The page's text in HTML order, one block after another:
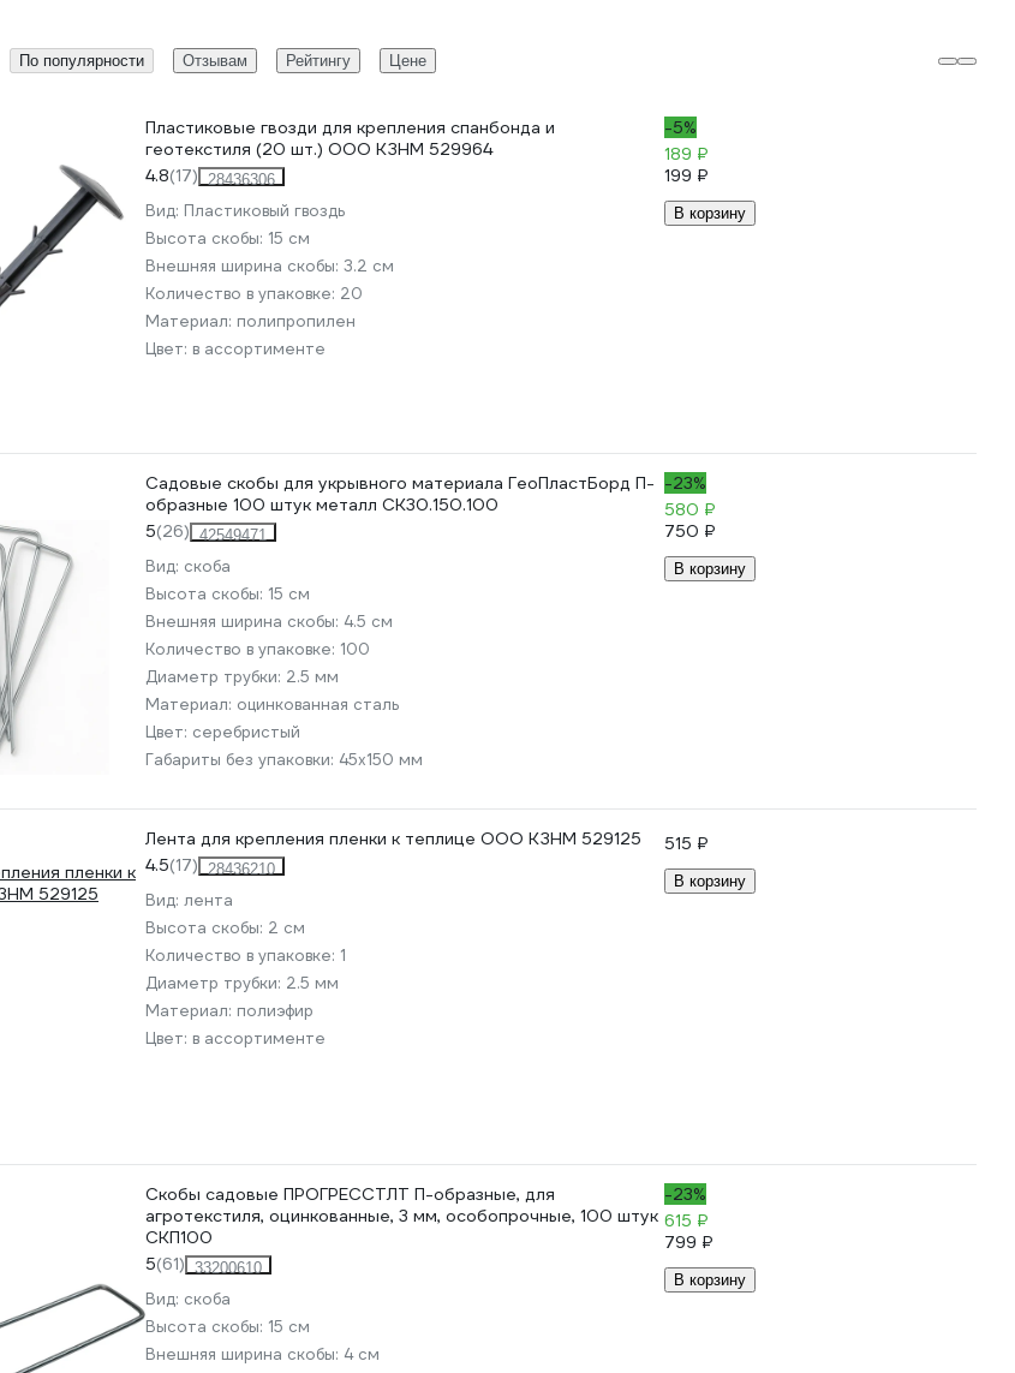
По популярности Отзывам Рейтингу Цене
Пластиковые гвозди для крепления спанбонда и
геотекстиля (20 шт.) ООО КЗНМ 529964
4.8(17) 28436306
Вид: Пластиковый гвоздь
Высота скобы: 15 см
Внешняя ширина скобы: 3.2 см
Количество в упаковке: 20
Материал: полипропилен
Цвет: в ассортименте
-5%
189 ₽
199 ₽
В корзину
Садовые скобы для укрывного материала ГеоПластБорд П-
образные 100 штук металл CK30.150.100
5(26) 42549471
Вид: скоба
Высота скобы: 15 см
Внешняя ширина скобы: 4.5 см
Количество в упаковке: 100
Диаметр трубки: 2.5 мм
Материал: оцинкованная сталь
Цвет: серебристый
Габариты без упаковки: 45х150 мм
-23%
580 ₽
750 ₽
В корзину
Лента для крепления пленки к теплице ООО КЗНМ 529125
4.5(17) 28436210
Вид: лента
Высота скобы: 2 см
Количество в упаковке: 1
Диаметр трубки: 2.5 мм
Материал: полиэфир
Цвет: в ассортименте
515 ₽
В корзину
Скобы садовые ПРОГРЕССТЛТ П-образные, для
агротекстиля, оцинкованные, 3 мм, особопрочные, 100 штук
СКП100
5(61) 33200610
Вид: скоба
Высота скобы: 15 см
Внешняя ширина скобы: 4 см
-23%
615 ₽
799 ₽
В корзину